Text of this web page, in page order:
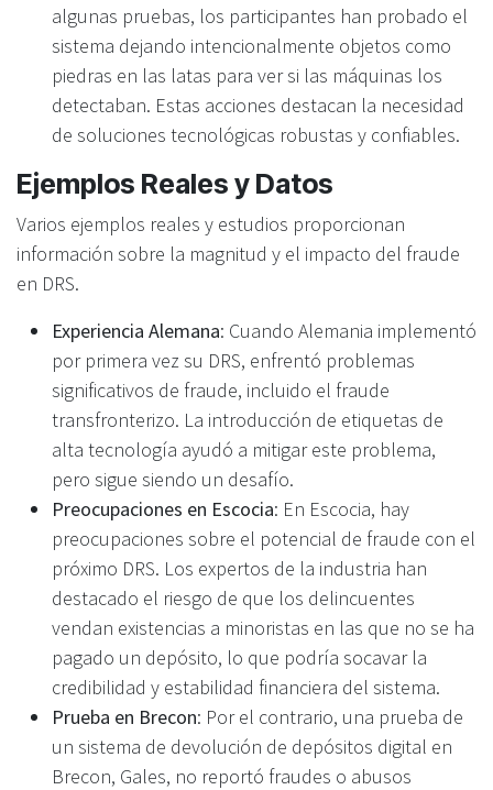
algunas pruebas, los participantes han probado el
sistema dejando intencionalmente objetos como
piedras en las latas para ver si las máquinas los
detectaban. Estas acciones destacan la necesidad
de soluciones tecnológicas robustas y confiables.
Ejemplos Reales y Datos
Varios ejemplos reales y estudios proporcionan
información sobre la magnitud y el impacto del fraude
en DRS.
Experiencia Alemana: Cuando Alemania implementó
por primera vez su DRS, enfrentó problemas
significativos de fraude, incluido el fraude
transfronterizo. La introducción de etiquetas de
alta tecnología ayudó a mitigar este problema,
pero sigue siendo un desafío.
Preocupaciones en Escocia: En Escocia, hay
preocupaciones sobre el potencial de fraude con el
próximo DRS. Los expertos de la industria han
destacado el riesgo de que los delincuentes
vendan existencias a minoristas en las que no se ha
pagado un depósito, lo que podría socavar la
credibilidad y estabilidad financiera del sistema.
Prueba en Brecon: Por el contrario, una prueba de
un sistema de devolución de depósitos digital en
Brecon, Gales, no reportó fraudes o abusos